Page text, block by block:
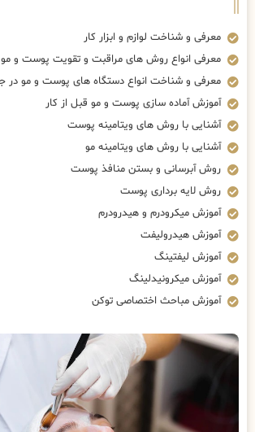
معرفی و شناخت لوازم و ابزار کار
معرفی انواع روش های مراقبت و تقویت پوست و مو
معرفی و شناخت انواع دستگاه های پوست و مو در
آموزش آماده سازی پوست و مو قبل از کار
آشنایی با روش های ویتامینه پوست
آشنایی با روش های ویتامینه مو
روش آبرسانی و بستن منافذ پوست
روش لایه برداری پوست
آموزش میکرودرم و هیدرودرم
آموزش هیدرولیفت
آموزش لیفتینگ
آموزش میکرونیدلینگ
آموزش مباحث اختصاصی توکن